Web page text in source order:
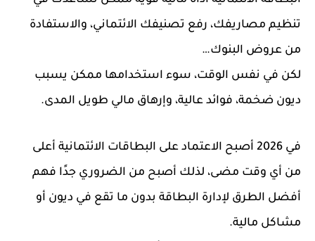
تنظيم مصاريفك، رفع تصنيفك الائتماني، والاستفادة
من عروض البنوك…
لكن في نفس الوقت، سوء استخدامها ممكن يسبب
ديون ضخمة، فوائد عالية، وإرهاق مالي طويل المدى.
في 2026 أصبح الاعتماد على البطاقات الائتمانية أعلى
من أي وقت مضى، لذلك أصبح من الضروري جدًا فهم
أفضل الطرق لإدارة البطاقة بدون ما تقع في ديون أو
مشاكل مالية.